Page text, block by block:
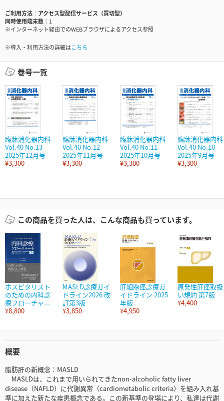
ご利用方法
アクセス型配信サービス（買切型）
同時使用端末数
1
※インターネット経由でのWEBブラウザによるアクセス参照
※導入・利用方法の詳細はこちら
巻号一覧
臨牀消化器内科
Vol.40 No.13
2025年12月号
¥3,300
臨牀消化器内科
Vol.40 No.12
2025年11月号
¥3,300
臨牀消化器内科
Vol.40 No.11
2025年10月号
¥3,300
臨牀消化器内科
Vol.40 No.10
2025年9月号
¥3,300
この商品を買った人は、こんな商品も買っています。
ホスピタリスト
のための内科診
療フローチャ...
¥8,800
MASLD診療ガイ
ドライン2026 改
訂第3版
¥3,850
肝細胞癌診療ガ
イドライン 2025
年版
¥4,950
原発性肝癌取扱
い規約 第7版
¥4,400
概要
脂肪肝の新概念：MASLD
MASLDは、これまで用いられてきたnon-alcoholic fatty liver
disease（NAFLD）に代謝異常（cardiometabolic criteria）を組み入れ基
準に加えた新たな疾患概念である。この新基準の登場により、私達は代謝